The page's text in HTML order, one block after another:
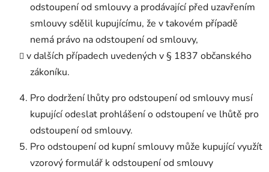
odstoupení od smlouvy a prodávající před uzavřením
smlouvy sdělil kupujícímu, že v takovém případě
nemá právo na odstoupení od smlouvy,
v dalších případech uvedených v § 1837 občanského
zákoníku.
Pro dodržení lhůty pro odstoupení od smlouvy musí
kupující odeslat prohlášení o odstoupení ve lhůtě pro
odstoupení od smlouvy.
Pro odstoupení od kupní smlouvy může kupující využít
vzorový formulář k odstoupení od smlouvy